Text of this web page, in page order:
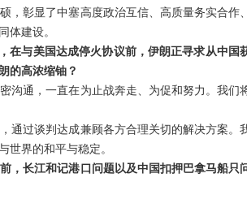
，彰显了中塞高度政治互信、高质量务实合作
体建设。
与美国达成停火协议前，伊朗正寻求从中国
的高浓缩铀？
沟通，一直在为止战奔走、为促和努力。我们
通过谈判达成兼顾各方合理关切的解决方案。
世界的和平与稳定。
，长江和记港口问题以及中国扣押巴拿马船只